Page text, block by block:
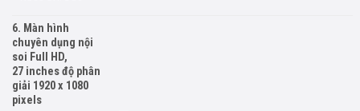
6. Màn hình
chuyên dụng nội
soi Full HD,
27 inches độ phân
giải 1920 x 1080
pixels